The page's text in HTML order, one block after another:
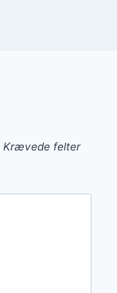
Krævede felter